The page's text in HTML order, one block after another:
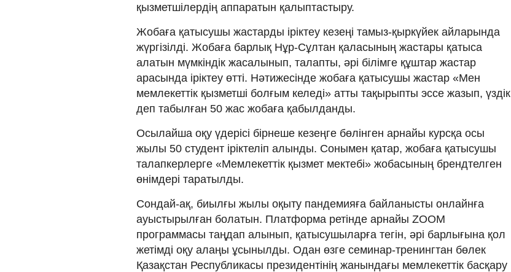
қызметшілердің аппаратын қалыптастыру.
Жобаға қатысушы жастарды іріктеу кезеңі тамыз-қыркүйек айларында
жүргізілді. Жобаға барлық Нұр-Сұлтан қаласының жастары қатыса
алатын мүмкіндік жасалынып, талапты, әрі білімге құштар жастар
арасында іріктеу өтті. Нәтижесінде жобаға қатысушы жастар «Мен
мемлекеттік қызметші болғым келеді» атты тақырыпты эссе жазып, үздік
деп табылған 50 жас жобаға қабылданды.
Осылайша оқу үдерісі бірнеше кезеңге бөлінген арнайы курсқа осы
жылы 50 студент іріктеліп алынды. Сонымен қатар, жобаға қатысушы
талапкерлерге «Мемлекеттік қызмет мектебі» жобасының брендтелген
өнімдері таратылды.
Сондай-ақ, биылғы жылы оқыту пандемияға байланысты онлайнға
ауыстырылған болатын. Платформа ретінде арнайы ZOOM
программасы таңдап алынып, қатысушыларға тегін, әрі барлығына қол
жетімді оқу алаңы ұсынылды. Одан өзге семинар-тренингтан бөлек
Қазақстан Республикасы президентінің жанындағы мемлекеттік басқару